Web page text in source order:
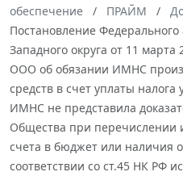
обеспечение
ПРАЙМ
Постановление
Западного округа от 11
ООО об обязании ИМНС
средств в счет уплаты налога
ИМНС не представила
Общества при перечислении
счета в бюджет или наличия
соответствии со ст.45 НК РФ